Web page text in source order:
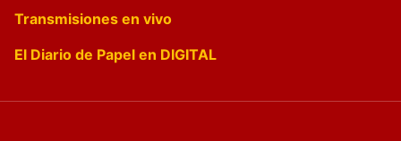
Transmisiones en vivo
El Diario de Papel en DIGITAL